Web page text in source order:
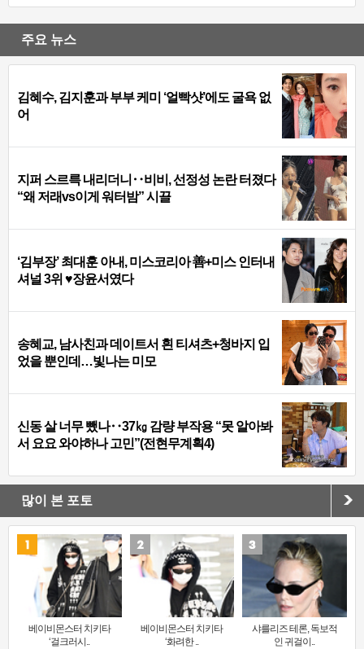
주요 뉴스
김혜수, 김지훈과 부부 케미 ‘얼빡샷’에도 굴욕 없
어
지퍼 스르륵 내리더니‥비비, 선정성 논란 터졌다
“왜 저래vs이게 워터밤” 시끌
‘김부장’ 최대훈 아내, 미스코리아 善+미스 인터내
셔널 3위 ♥장윤서였다
송혜교, 남사친과 데이트서 흰 티셔츠+청바지 입
었을 뿐인데…빛나는 미모
신동 살 너무 뺐나‥37㎏ 감량 부작용 “못 알아봐
서 요요 와야하나 고민”(전현무계획4)
많이 본 포토
베이비몬스터 치키타
‘걸크러시..
베이비몬스터 치키타
‘화려한 ..
샤를리즈 테론, 독보적
인 귀걸이..